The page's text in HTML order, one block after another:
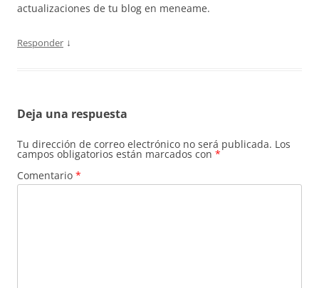
actualizaciones de tu blog en meneame.
Responder ↓
Deja una respuesta
Tu dirección de correo electrónico no será publicada. Los
campos obligatorios están marcados con *
Comentario *